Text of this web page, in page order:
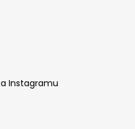
Instagramu